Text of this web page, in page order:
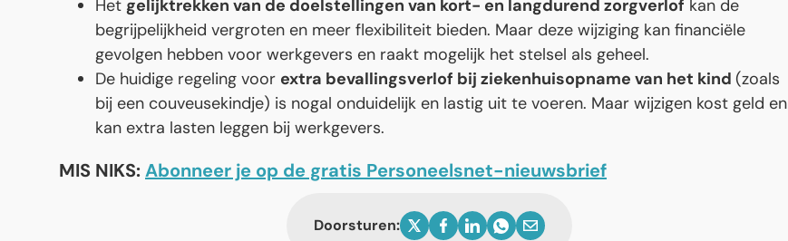
Het gelijktrekken van de doelstellingen van kort- en langdurend zorgverlof kan de
begrijpelijkheid vergroten en meer flexibiliteit bieden. Maar deze wijziging kan financiële
gevolgen hebben voor werkgevers en raakt mogelijk het stelsel als geheel.
De huidige regeling voor extra bevallingsverlof bij ziekenhuisopname van het kind (zoals
bij een couveusekindje) is nogal onduidelijk en lastig uit te voeren. Maar wijzigen kost geld en
kan extra lasten leggen bij werkgevers.
MIS NIKS:Abonneer je op de gratis Personeelsnet-nieuwsbrief
Doorsturen: